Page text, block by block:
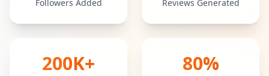
Followers Added Reviews Generated
200K+ 80%